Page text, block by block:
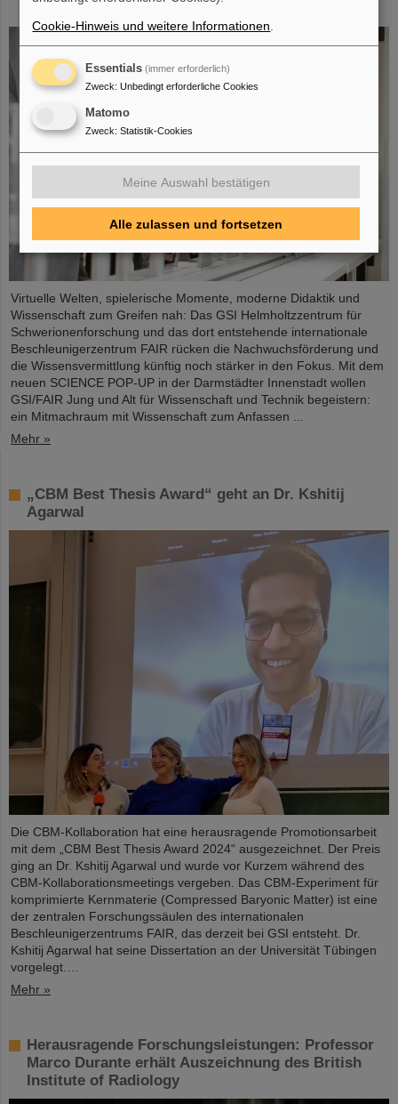
Virtuelle Welten, spielerische Momente, moderne Didaktik und
Wissenschaft zum Greifen nah: Das GSI Helmholtzzentrum für
Schwerionenforschung und das dort entstehende internationale
Beschleunigerzentrum FAIR rücken die Nachwuchsförderung und
die Wissensvermittlung künftig noch stärker in den Fokus. Mit dem
neuen SCIENCE POP-UP in der Darmstädter Innenstadt wollen
GSI/FAIR Jung und Alt für Wissenschaft und Technik begeistern:
ein Mitmachraum mit Wissenschaft zum Anfassen ...
Mehr »
„CBM Best Thesis Award“ geht an Dr. Kshitij
Agarwal
Die CBM-Kollaboration hat eine herausragende Promotionsarbeit
mit dem „CBM Best Thesis Award 2024“ ausgezeichnet. Der Preis
ging an Dr. Kshitij Agarwal und wurde vor Kurzem während des
CBM-Kollaborationsmeetings vergeben. Das CBM-Experiment für
komprimierte Kernmaterie (Compressed Baryonic Matter) ist eine
der zentralen Forschungssäulen des internationalen
Beschleunigerzentrums FAIR, das derzeit bei GSI entsteht. Dr.
Kshitij Agarwal hat seine Dissertation an der Universität Tübingen
vorgelegt.…
Mehr »
Herausragende Forschungsleistungen: Professor
Marco Durante erhält Auszeichnung des British
Institute of Radiology
Cookie-Hinweis und weitere Informationen
Essentials (immer erforderlich)
Zweck: Unbedingt erforderliche Cookies
Matomo
Zweck: Statistik-Cookies
Meine Auswahl bestätigen
Alle zulassen und fortsetzen